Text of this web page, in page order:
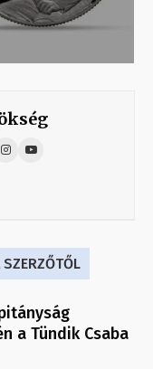
a Tündik Csaba